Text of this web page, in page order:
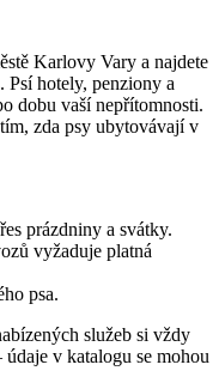
Karlovy Vary a najdete
Psí hotely, penziony a
dobu vaší nepřítomnosti.
zda psy ubytovávají v
prázdniny a svátky.
vyžaduje platná
psa.
služeb si vždy
v katalogu se mohou